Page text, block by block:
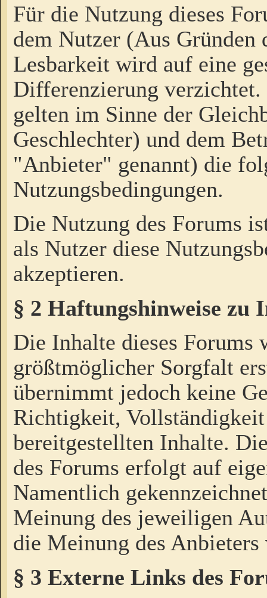
Für die Nutzung dieses
dem Nutzer (Aus Gründen
Lesbarkeit wird auf eine
Differenzierung
gelten im Sinne der
Geschlechter) und dem
"Anbieter" genannt) die
Nutzungsbedingungen.
Die Nutzung des Forums
als Nutzer diese
akzeptieren.
§ 2 Haftungshinweise zu
Die Inhalte dieses Forums
größtmöglicher Sorgfalt
übernimmt jedoch keine
Richtigkeit,
bereitgestellten Inhalte.
des Forums erfolgt auf
Namentlich
Meinung des jeweiligen
die Meinung des Anbieters
§ 3 Externe Links des